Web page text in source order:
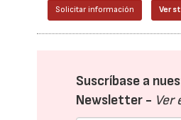
Solicitar información Ver
Suscríbase a
Newsletter - Ver